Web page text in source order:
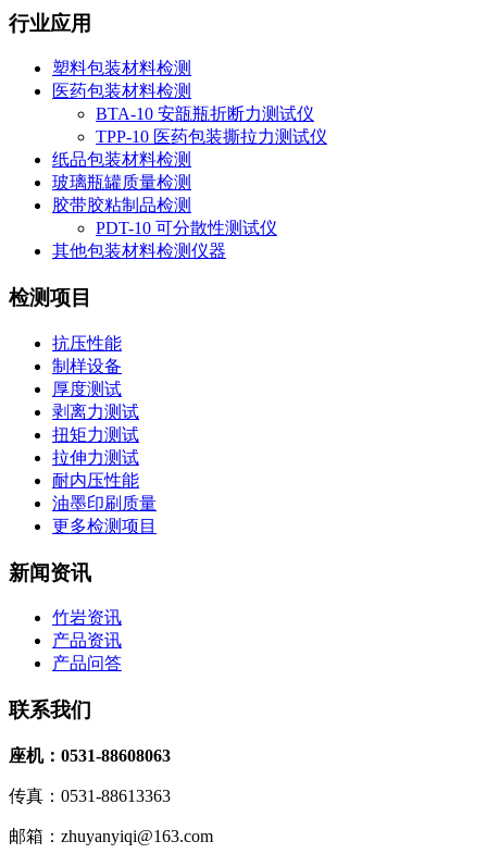
行业应用
塑料包装材料检测
医药包装材料检测
BTA-10 安瓿瓶折断力测试仪
TPP-10 医药包装撕拉力测试仪
纸品包装材料检测
玻璃瓶罐质量检测
胶带胶粘制品检测
PDT-10 可分散性测试仪
其他包装材料检测仪器
检测项目
抗压性能
制样设备
厚度测试
剥离力测试
扭矩力测试
拉伸力测试
耐内压性能
油墨印刷质量
更多检测项目
新闻资讯
竹岩资讯
产品资讯
产品问答
联系我们
座机：0531-88608063
传真：0531-88613363
邮箱：zhuyanyiqi@163.com